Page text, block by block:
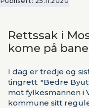
Rettssak i
kome på
I dag er tredje og
tingrett. "Bedre
mot fylkesmannen i
kommune sitt